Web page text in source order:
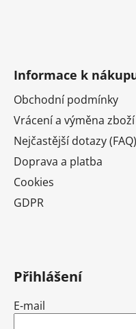
Informace k
Obchodní podmínky
Vrácení a výměna zboží
Nejčastější dotazy (FAQ)
Doprava a platba
Cookies
GDPR
Přihlášení
E-mail